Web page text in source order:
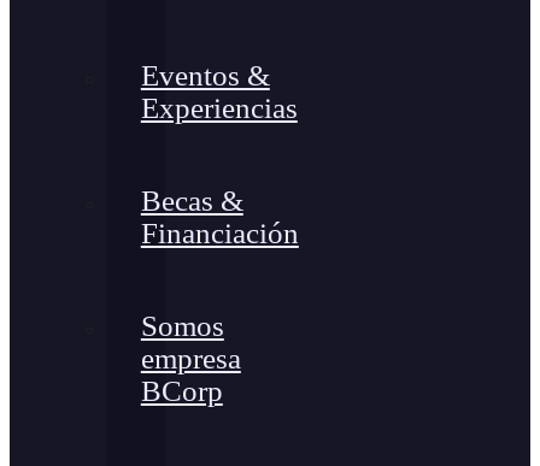
Eventos &
Experiencias
Becas &
Financiación
Somos
empresa
BCorp